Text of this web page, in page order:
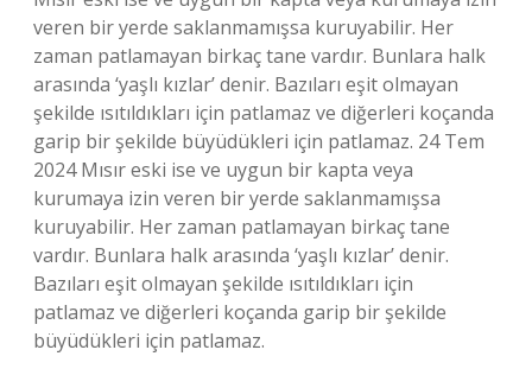
veren bir yerde saklanmamışsa kuruyabilir. Her
zaman patlamayan birkaç tane vardır. Bunlara halk
arasında ‘yaşlı kızlar’ denir. Bazıları eşit olmayan
şekilde ısıtıldıkları için patlamaz ve diğerleri koçanda
garip bir şekilde büyüdükleri için patlamaz. 24 Tem
2024 Mısır eski ise ve uygun bir kapta veya
kurumaya izin veren bir yerde saklanmamışsa
kuruyabilir. Her zaman patlamayan birkaç tane
vardır. Bunlara halk arasında ‘yaşlı kızlar’ denir.
Bazıları eşit olmayan şekilde ısıtıldıkları için
patlamaz ve diğerleri koçanda garip bir şekilde
büyüdükleri için patlamaz.